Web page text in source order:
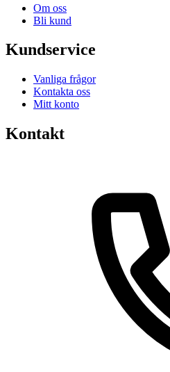
Om oss
Bli kund
Kundservice
Vanliga frågor
Kontakta oss
Mitt konto
Kontakt